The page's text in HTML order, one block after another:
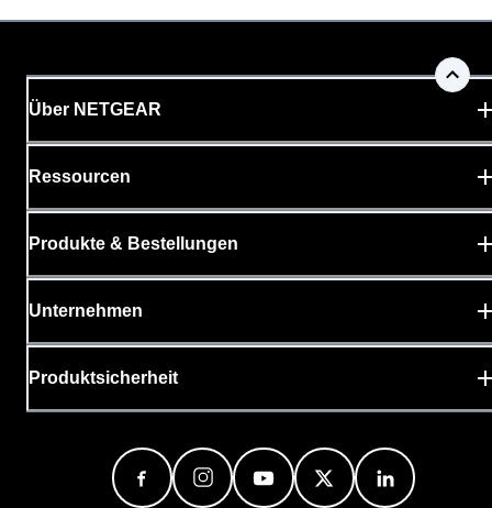
Über NETGEAR
Ressourcen
Produkte & Bestellungen
Unternehmen
Produktsicherheit